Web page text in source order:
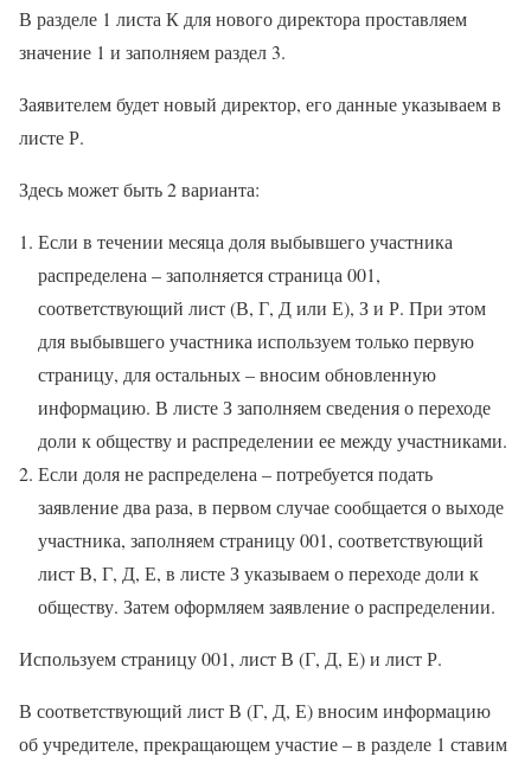
В разделе 1 листа К для нового директора проставляем
значение 1 и заполняем раздел 3.
Заявителем будет новый директор, его данные указываем в
листе Р.
Здесь может быть 2 варианта:
Если в течении месяца доля выбывшего участника
распределена – заполняется страница 001,
соответствующий лист (В, Г, Д или Е), З и Р. При этом
для выбывшего участника используем только первую
страницу, для остальных – вносим обновленную
информацию. В листе З заполняем сведения о переходе
доли к обществу и распределении ее между участниками.
Если доля не распределена – потребуется подать
заявление два раза, в первом случае сообщается о выходе
участника, заполняем страницу 001, соответствующий
лист В, Г, Д, Е, в листе З указываем о переходе доли к
обществу. Затем оформляем заявление о распределении.
Используем страницу 001, лист В (Г, Д, Е) и лист Р.
В соответствующий лист В (Г, Д, Е) вносим информацию
об учредителе, прекращающем участие – в разделе 1 ставим